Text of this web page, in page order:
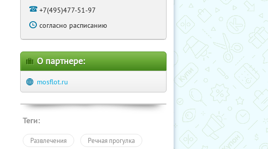
+7(495)477-51-97
согласно расписанию
О партнере:
mosflot.ru
Теги:
Развлечения Речная прогулка